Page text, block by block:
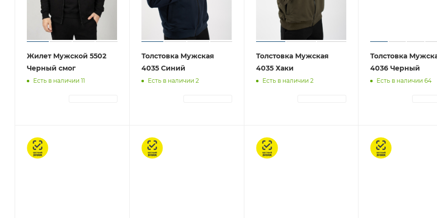
Жилет Мужской 5502
Черный смог
Есть в наличии 11
Толстовка Мужская
4035 Синий
Есть в наличии 2
Толстовка Мужская
4035 Хаки
Есть в наличии 2
Толстовка
4036 Черный
Есть в наличии 64
Честный знак Честный знак Честный знак Честный знак